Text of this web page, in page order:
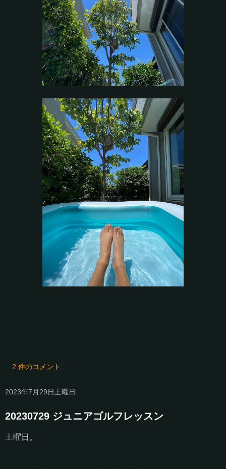
2 件のコメント:
2023年7月29日土曜日
20230729 ジュニアゴルフレッスン
土曜日。